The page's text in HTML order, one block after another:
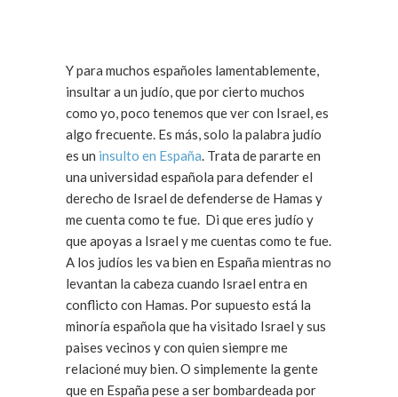
Y para muchos españoles lamentablemente,
insultar a un judío, que por cierto muchos
como yo, poco tenemos que ver con Israel, es
algo frecuente. Es más, solo la palabra judío
es un insulto en España. Trata de pararte en
una universidad española para defender el
derecho de Israel de defenderse de Hamas y
me cuenta como te fue. Di que eres judío y
que apoyas a Israel y me cuentas como te fue.
A los judíos les va bien en España mientras no
levantan la cabeza cuando Israel entra en
conflicto con Hamas. Por supuesto está la
minoría española que ha visitado Israel y sus
paises vecinos y con quien siempre me
relacioné muy bien. O simplemente la gente
que en España pese a ser bombardeada por